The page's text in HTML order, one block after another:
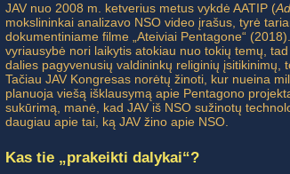
JAV nuo 2008 m. ketverius metus vykdė AATIP (
mokslininkai analizavo NSO video įrašus, tyrė
dokumentiniame filme „Ateiviai Pentagone“
vyriausybė nori laikytis atokiau nuo tokių temų,
dalies pagyvenusių valdininkų religinių įsitikinimų,
Tačiau JAV Kongresas norėtų žinoti, kur nueina
planuoja viešą išklausymą apie Pentagono
sukūrimą, manė, kad JAV iš NSO sužinotų
daugiau apie tai, ką JAV žino apie NSO.
Kas tie „prakeikti dalykai“?